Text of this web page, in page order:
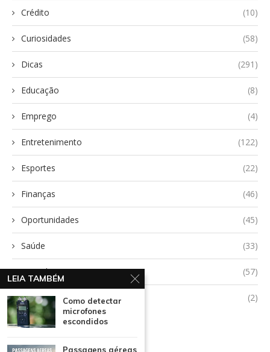
Crédito (10)
Curiosidades (58)
Dicas (291)
Educação (8)
Emprego (4)
Entretenimento (122)
Esportes (22)
Finanças (46)
Oportunidades (45)
Saúde (33)
Tecnologia (57)
Uncategorized (2)
LEIA TAMBÉM
Como detectar
microfones
escondidos
Passagens aéreas